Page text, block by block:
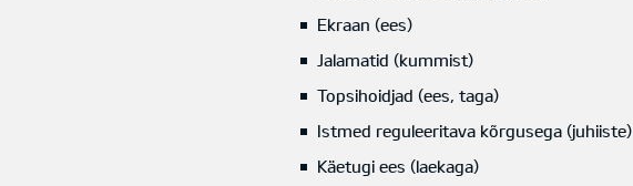
Ekraan (ees)
Jalamatid (kummist)
Topsihoidjad (ees, taga)
Istmed reguleeritava kõrgusega (juhiiste)
Käetugi ees (laekaga)